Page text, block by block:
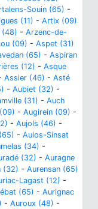
Souin (65) -
(11) - Artix (09)
(48) - Arzenc-de-
(09) - Aspet (31)
(65) - Aspiran
(12) - Asque
Assier (46) - Asté
- Aubiet (32) -
(31) - Auch
- Augirein (09) -
- Aujols (46) -
- Aulos-Sinsat
(34) -
(32) - Auragne
(32) - Aurensan (65)
Lagast (12) -
(65) - Aurignac
- Auroux (48) -